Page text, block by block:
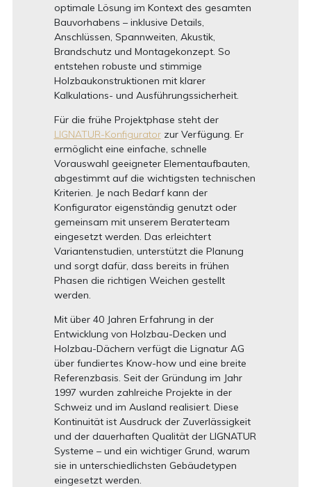
optimale Lösung im Kontext des gesamten
Bauvorhabens – inklusive Details,
Anschlüssen, Spannweiten, Akustik,
Brandschutz und Montagekonzept. So
entstehen robuste und stimmige
Holzbaukonstruktionen mit klarer
Kalkulations- und Ausführungssicherheit.
Für die frühe Projektphase steht der
LIGNATUR-Konfiguratorzur Verfügung. Er
ermöglicht eine einfache, schnelle
Vorauswahl geeigneter Elementaufbauten,
abgestimmt auf die wichtigsten technischen
Kriterien. Je nach Bedarf kann der
Konfigurator eigenständig genutzt oder
gemeinsam mit unserem Beraterteam
eingesetzt werden. Das erleichtert
Variantenstudien, unterstützt die Planung
und sorgt dafür, dass bereits in frühen
Phasen die richtigen Weichen gestellt
werden.
Mit über 40 Jahren Erfahrung in der
Entwicklung von Holzbau-Decken und
Holzbau-Dächern verfügt die Lignatur AG
über fundiertes Know-how und eine breite
Referenzbasis. Seit der Gründung im Jahr
1997 wurden zahlreiche Projekte in der
Schweiz und im Ausland realisiert. Diese
Kontinuität ist Ausdruck der Zuverlässigkeit
und der dauerhaften Qualität der LIGNATUR
Systeme – und ein wichtiger Grund, warum
sie in unterschiedlichsten Gebäudetypen
eingesetzt werden.